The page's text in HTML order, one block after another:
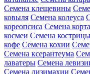
Семена клещевины
ковыля Семена колеуса
кореопсиса Семена
космеи Семена кострицы
кофе Семена кохии
Семена ксерантеума
лаватеры Семена
Семена лизимахии